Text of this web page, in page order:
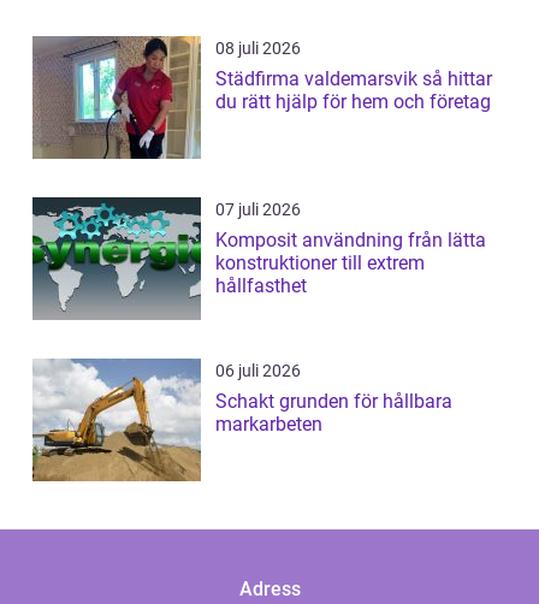
08 juli 2026
Städfirma valdemarsvik så hittar
du rätt hjälp för hem och företag
07 juli 2026
Komposit användning från lätta
konstruktioner till extrem
hållfasthet
06 juli 2026
Schakt grunden för hållbara
markarbeten
Adress